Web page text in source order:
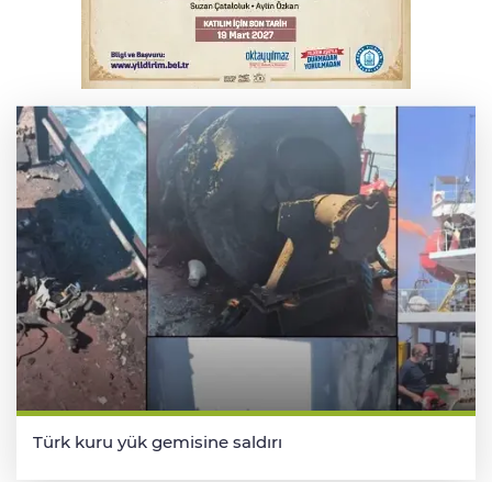
Osmangazi’de iş arayanlara destek
Türk kuru yük gemisine saldırı